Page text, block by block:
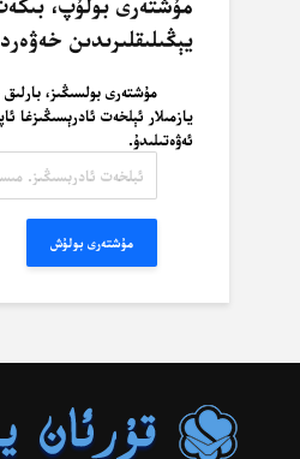
يېڭىلىقلىرىدىن
مۇشتەرى بولسىڭىز، بارلىق
يازمىلار ئېلخەت ئادرېسىڭىزغا
ئەۋەتىلىدۇ.
ئادرېسىڭىز.
مۇشتەرى بولۇش